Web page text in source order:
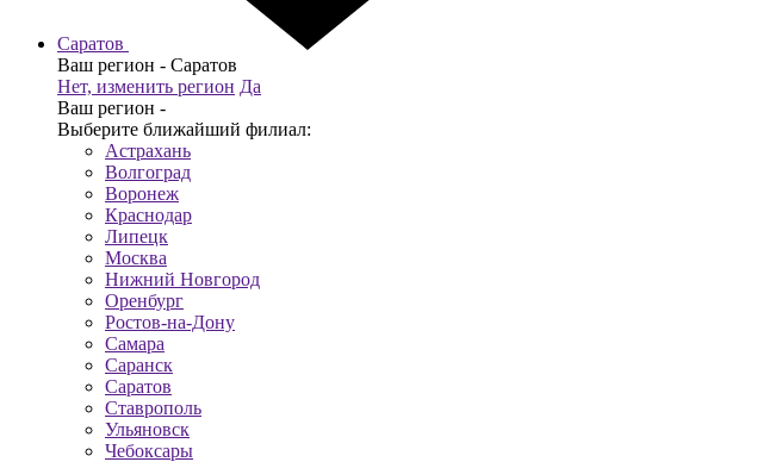
Саратов
Ваш регион - Саратов
Нет, изменить регион Да
Ваш регион -
Выберите ближайший филиал:
Астрахань
Волгоград
Воронеж
Краснодар
Липецк
Москва
Нижний Новгород
Оренбург
Ростов-на-Дону
Самара
Саранск
Саратов
Ставрополь
Ульяновск
Чебоксары